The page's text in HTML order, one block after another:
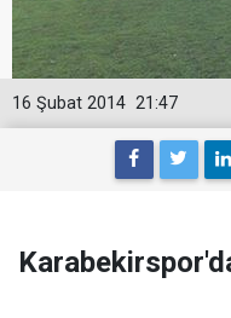
21:47
16 Şubat 2014